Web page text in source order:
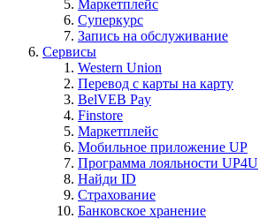
Маркетплейс
Суперкурс
Запись на обслуживание
Сервисы
Western Union
Перевод с карты на карту
BelVEB Pay
Finstore
Маркетплейс
Мобильное приложение UP
Программа лояльности UP4U
Найди ID
Страхование
Банковское хранение